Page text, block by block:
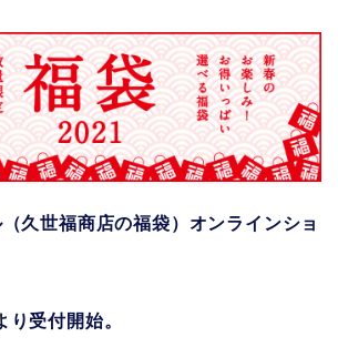
久世福商店の福袋）オンラインショ
受付開始。